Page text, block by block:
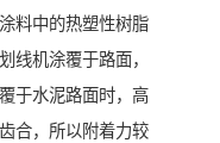
料中的热塑性树脂
线机涂覆于路面，
于水泥路面时，高
合，所以附着力较